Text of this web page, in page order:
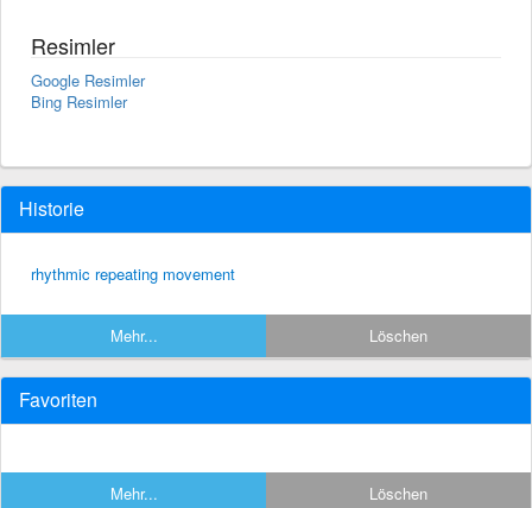
Resimler
Google Resimler
Bing Resimler
Historie
rhythmic repeating movement
Mehr... Löschen
Favoriten
Mehr... Löschen